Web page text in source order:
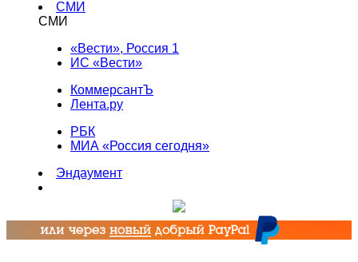
СМИ
СМИ
«Вести», Россия 1
ИС «Вести»
КоммерсантЪ
Лента.ру
РБК
МИА «Россия сегодня»
Эндаумент